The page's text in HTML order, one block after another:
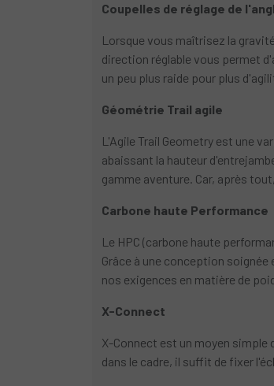
Coupelles de réglage de
Lorsque vous maîtrisez la
direction réglable vous permet
un peu plus raide pour plus
Géométrie Trail agile
L'Agile Trail Geometry est une
abaissant la hauteur
gamme aventure. Car, après
Carbone haute Performance
Le HPC (carbone haute
Grâce à une conception
nos exigences en matière de
X-Connect
X-Connect est un moyen simple
dans le cadre, il suffit de fixer